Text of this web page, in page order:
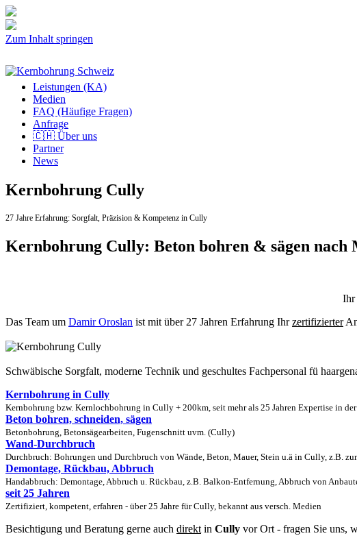
Zum Inhalt springen
Leistungen (KA)
Medien
FAQ (Häufige Fragen)
Anfrage
🇨🇭 Über uns
Partner
News
Kernbohrung Cully
27 Jahre Erfahrung: Sorgfalt, Präzision & Kompetenz in Cully
Kernbohrung Cully: Beton bohren & sägen nach
Ihr
Das Team um Damir Oroslan ist mit über 27 Jahren Erfahrung Ihrzertifizierter
Schwäbische Sorgfalt, moderne Technik und geschultes Fachpersonal fü
Kernbohrung in Cully
Kernbohrung bzw. Kernlochbohrung in Cully + 200km, seit mehr als 25 Jahren Expertise in
Beton bohren, schneiden, sägen
Betonbohrung, Betonsägearbeiten, Fugenschnitt uvm. (Cully)
Wand-Durchbruch
Durchbruch: Bohrungen und Durchbruch von Wände, Beton, Mauer, Stein u.ä in Cully, z.B.
Demontage, Rückbau, Abbruch
Handabbruch: Demontage, Abbruch u. Rückbau, z.B. Balkon-Entfernung, Abbruch von
seit 25 Jahren
Zertifiziert, kompetent, erfahren - über 25 Jahre für Cully, bekannt aus versch. Medien
Besichtigung und Beratung gerne auch direkt in Cully vor Ort - fragen Sie uns,